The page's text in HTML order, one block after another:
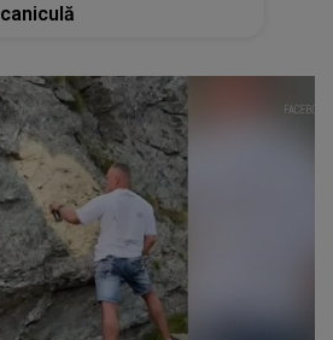
caniculă